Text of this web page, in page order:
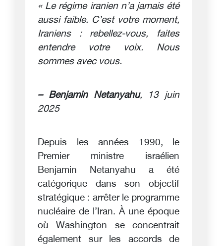
« Le régime iranien n’a jamais été
aussi faible. C’est votre moment,
Iraniens : rebellez-vous, faites
entendre votre voix. Nous
sommes avec vous.
– Benjamin Netanyahu, 13 juin
2025
Depuis les années 1990, le
Premier ministre israélien
Benjamin Netanyahu a été
catégorique dans son objectif
stratégique : arrêter le programme
nucléaire de l’Iran. À une époque
où Washington se concentrait
également sur les accords de